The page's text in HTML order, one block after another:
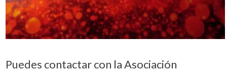
Puedes contactar con la Asociación